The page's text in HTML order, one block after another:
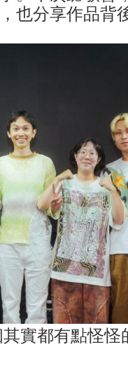
也分享作品背
實都有點怪怪